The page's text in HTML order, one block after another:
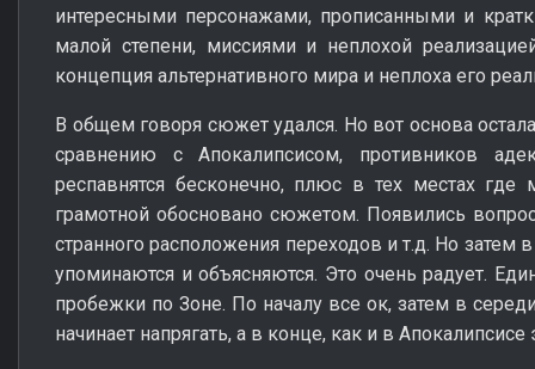
интересными персонажами, прописанными и
малой степени, миссиями и неплохой
концепция альтернативного мира и неплоха его
В общем говоря сюжет удался. Но вот основа
сравнению с Апокалипсисом, противников
респавнятся бесконечно, плюс в тех местах
грамотной обосновано сюжетом. Появились
странного расположения переходов и т.д. Но
упоминаются и объясняются. Это очень радует.
пробежки по Зоне. По началу все ок, затем в
начинает напрягать, а в конце, как и в Апокалипсисе